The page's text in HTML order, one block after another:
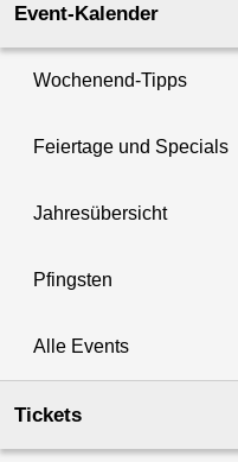
Event-Kalender
Wochenend-Tipps
Feiertage und Specials
Jahresübersicht
Pfingsten
Alle Events
Tickets